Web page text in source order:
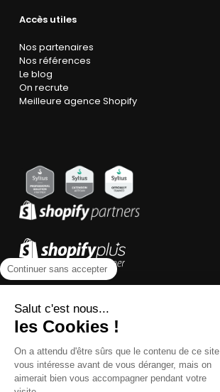
Accès utiles
Nos partenaires
Nos références
Le blog
On recrute
Meilleure agence Shopify
Continuer sans accepter
Salut c'est nous...
les Cookies !
On a attendu d'être sûrs que le contenu de ce site
vous intéresse avant de vous déranger, mais on
aimerait bien vous accompagner pendant votre